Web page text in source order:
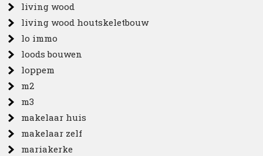
living wood
living wood houtskeletbouw
lo immo
loods bouwen
loppem
m2
m3
makelaar huis
makelaar zelf
mariakerke